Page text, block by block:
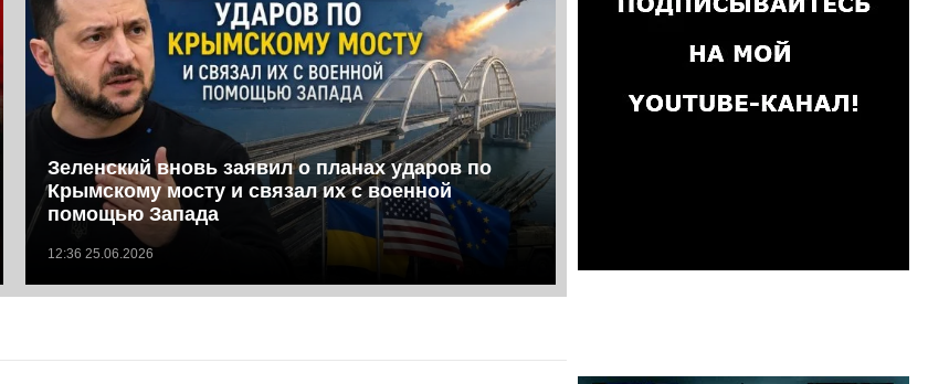
Зеленский вновь заявил о планах ударов по
Крымскому мосту и связал их с военной
помощью Запада
12:36 25.06.2026